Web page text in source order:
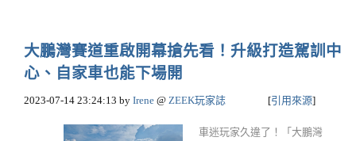
大鵬灣賽道重啟開幕搶先看！升級打造駕訓中
心、自家車也能下場開
2023-07-14 23:24:13 by Irene @ ZEEK玩家誌 [引用來源]
車迷玩家久違了！「大鵬灣